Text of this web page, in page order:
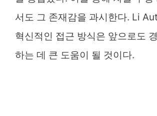
서도 그 존재감을 과시한다. Li
혁신적인 접근 방식은 앞으로도
하는 데 큰 도움이 될 것이다.